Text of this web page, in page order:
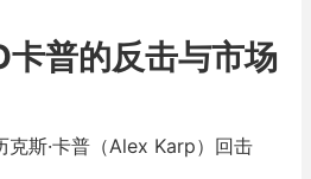
普的反击与市场
斯·卡普（Alex Karp）回击